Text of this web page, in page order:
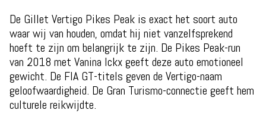
De Gillet Vertigo Pikes Peak is exact het soort auto
waar wij van houden, omdat hij niet vanzelfsprekend
hoeft te zijn om belangrijk te zijn. De Pikes Peak-run
van 2018 met Vanina Ickx geeft deze auto emotioneel
gewicht. De FIA GT-titels geven de Vertigo-naam
geloofwaardigheid. De Gran Turismo-connectie geeft hem
culturele reikwijdte.